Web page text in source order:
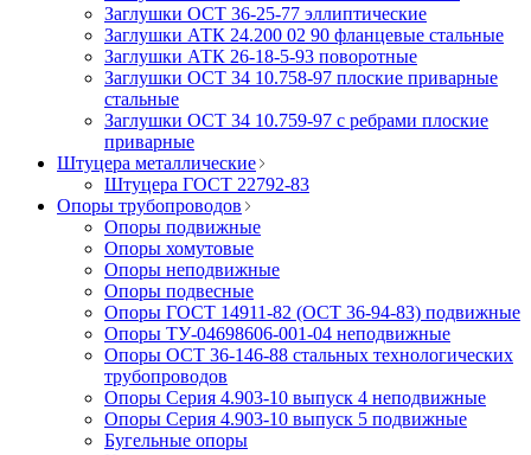
Заглушки ОСТ 36-25-77 эллиптические
Заглушки АТК 24.200 02 90 фланцевые стальные
Заглушки АТК 26-18-5-93 поворотные
Заглушки ОСТ 34 10.758-97 плоские приварные
стальные
Заглушки ОСТ 34 10.759-97 с ребрами плоские
приварные
Штуцера металлические
Штуцера ГОСТ 22792-83
Опоры трубопроводов
Опоры подвижные
Опоры хомутовые
Опоры неподвижные
Опоры подвесные
Опоры ГОСТ 14911-82 (ОСТ 36-94-83) подвижные
Опоры ТУ-04698606-001-04 неподвижные
Опоры ОСТ 36-146-88 стальных технологических
трубопроводов
Опоры Серия 4.903-10 выпуск 4 неподвижные
Опоры Серия 4.903-10 выпуск 5 подвижные
Бугельные опоры